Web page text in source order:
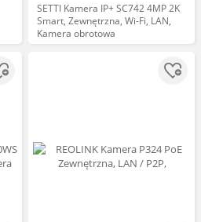
SETTI Kamera IP+ SC742 4MP 2K
Smart, Zewnętrzna, Wi-Fi, LAN,
Kamera obrotowa